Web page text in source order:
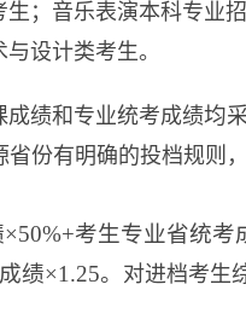
；音乐表演本科专业
设计类考生。
成绩和专业统考成绩均
份有明确的投档规则
考生专业省统考
绩×1.25。 对进档考生